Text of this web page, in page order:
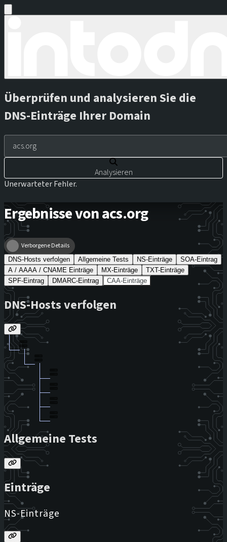
Überprüfen und analysieren Sie die
DNS-Einträge Ihrer Domain
Analysieren
Unerwarteter Fehler.
Ergebnisse von acs.org
Verborgene Details
DNS-Hosts verfolgen Allgemeine Tests NS-Einträge
SOA-Eintrag
A / AAAA / CNAME Einträge
MX-Einträge
TXT-Einträge
SPF-Eintrag
DMARC-Eintrag CAA-Einträge
DNS-Hosts verfolgen
Allgemeine Tests
Einträge
NS-Einträge